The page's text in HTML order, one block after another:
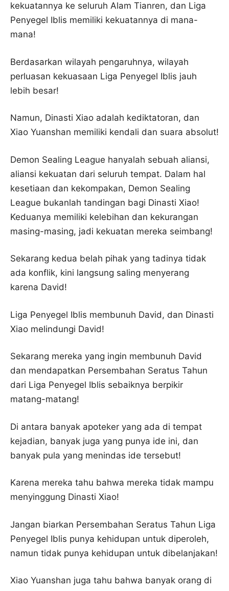
kekuatannya ke seluruh Alam Tianren, dan Liga
Penyegel Iblis memiliki kekuatannya di mana-
mana!
Berdasarkan wilayah pengaruhnya, wilayah
perluasan kekuasaan Liga Penyegel Iblis jauh
lebih besar!
Namun, Dinasti Xiao adalah kediktatoran, dan
Xiao Yuanshan memiliki kendali dan suara absolut!
Demon Sealing League hanyalah sebuah aliansi,
aliansi kekuatan dari seluruh tempat. Dalam hal
kesetiaan dan kekompakan, Demon Sealing
League bukanlah tandingan bagi Dinasti Xiao!
Keduanya memiliki kelebihan dan kekurangan
masing-masing, jadi kekuatan mereka seimbang!
Sekarang kedua belah pihak yang tadinya tidak
ada konflik, kini langsung saling menyerang
karena David!
Liga Penyegel Iblis membunuh David, dan Dinasti
Xiao melindungi David!
Sekarang mereka yang ingin membunuh David
dan mendapatkan Persembahan Seratus Tahun
dari Liga Penyegel Iblis sebaiknya berpikir
matang-matang!
Di antara banyak apoteker yang ada di tempat
kejadian, banyak juga yang punya ide ini, dan
banyak pula yang menindas ide tersebut!
Karena mereka tahu bahwa mereka tidak mampu
menyinggung Dinasti Xiao!
Jangan biarkan Persembahan Seratus Tahun Liga
Penyegel Iblis punya kehidupan untuk diperoleh,
namun tidak punya kehidupan untuk dibelanjakan!
Xiao Yuanshan juga tahu bahwa banyak orang di